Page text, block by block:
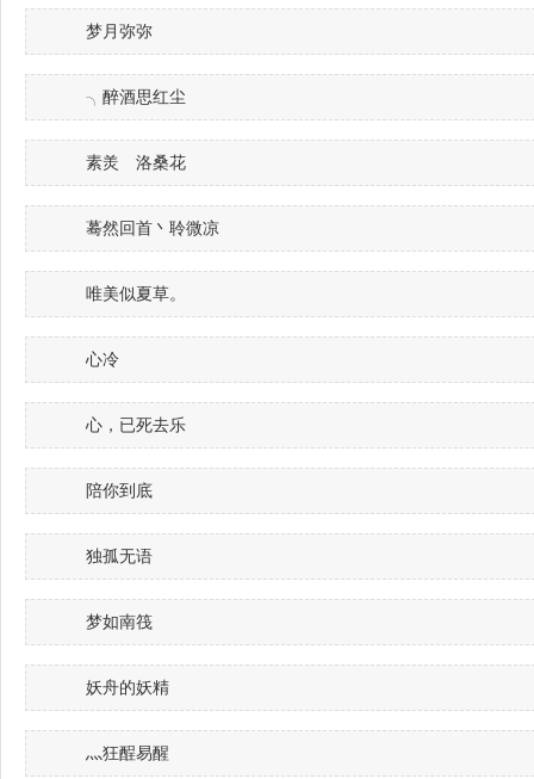
梦月弥弥
╮醉酒思红尘
素羙ゝ洛桑花
蓦然回首丶聆微凉
唯美似夏草。
心冷
心，已死去乐
陪你到底
独孤无语
梦如南筏
妖舟的妖精
灬狂酲易醒